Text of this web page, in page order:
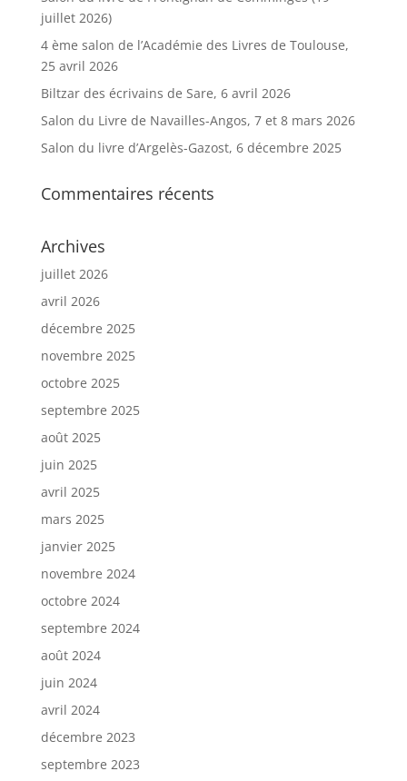
juillet 2026)
4 ème salon de l’Académie des Livres de Toulouse,
25 avril 2026
Biltzar des écrivains de Sare, 6 avril 2026
Salon du Livre de Navailles-Angos, 7 et 8 mars 2026
Salon du livre d’Argelès-Gazost, 6 décembre 2025
Commentaires récents
Archives
juillet 2026
avril 2026
décembre 2025
novembre 2025
octobre 2025
septembre 2025
août 2025
juin 2025
avril 2025
mars 2025
janvier 2025
novembre 2024
octobre 2024
septembre 2024
août 2024
juin 2024
avril 2024
décembre 2023
septembre 2023